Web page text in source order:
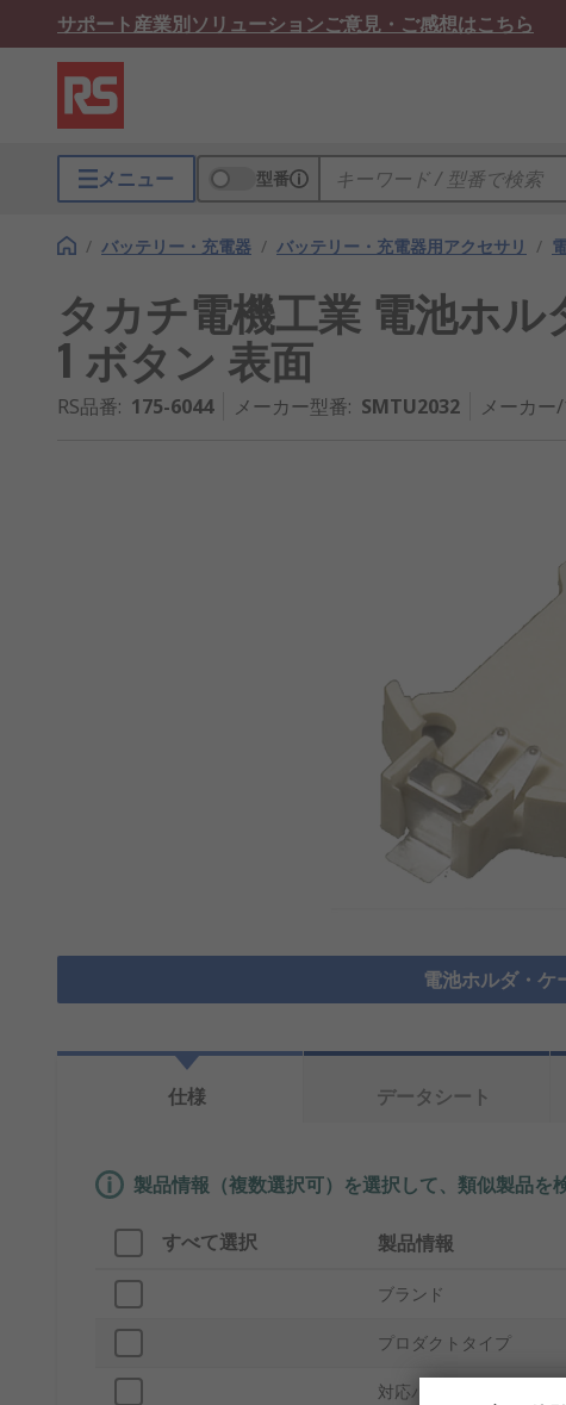
サポート産業別ソリューションご意見・ご感想はこちら
メニュー 型番
/ バッテリー・充電器 / バッテリー・充電器用アクセサリ /
タカチ電機工業 電池ホル
1 ボタン 表面
RS品番: 175-6044 メーカー型番: SMTU2032 メーカー
電池ホルダ・ケ
仕様
データシート
製品情報（複数選択可）を選択して、類似製品を
すべて選択 製品情報
ブランド
プロダクトタイプ
対応バッテリサイズ